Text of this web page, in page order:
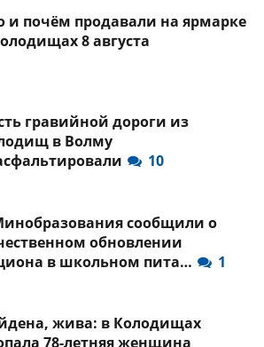
и почём продавали на ярмарке
8 августа
гравийной дороги из
в Волму
10
сообщили о
обновлении
в школьном пита…
1
жива: в Колодищах
78-летняя женщина